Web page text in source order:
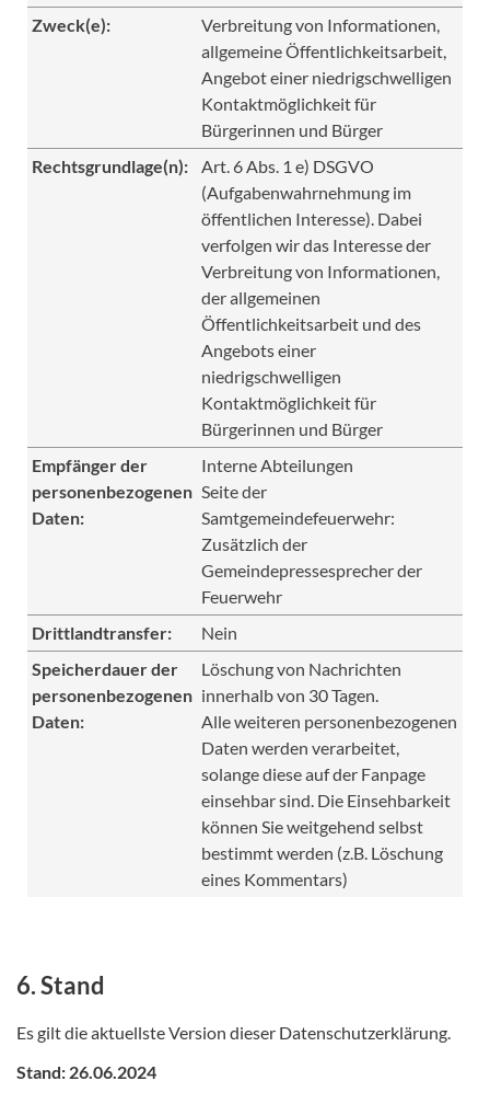
Zweck(e):
Verbreitung von Informationen,
allgemeine Öffentlichkeitsarbeit,
Angebot einer niedrigschwelligen
Kontaktmöglichkeit für
Bürgerinnen und Bürger
Rechtsgrundlage(n):
Art. 6 Abs. 1 e) DSGVO
(Aufgabenwahrnehmung im
öffentlichen Interesse). Dabei
verfolgen wir das Interesse der
Verbreitung von Informationen,
der allgemeinen
Öffentlichkeitsarbeit und des
Angebots einer
niedrigschwelligen
Kontaktmöglichkeit für
Bürgerinnen und Bürger
Empfänger der
personenbezogenen
Daten:
Interne Abteilungen
Seite der
Samtgemeindefeuerwehr:
Zusätzlich der
Gemeindepressesprecher der
Feuerwehr
Drittlandtransfer:
Nein
Speicherdauer der
personenbezogenen
Daten:
Löschung von Nachrichten
innerhalb von 30 Tagen.
Alle weiteren personenbezogenen
Daten werden verarbeitet,
solange diese auf der Fanpage
einsehbar sind. Die Einsehbarkeit
können Sie weitgehend selbst
bestimmt werden (z.B. Löschung
eines Kommentars)
6. Stand
Es gilt die aktuellste Version dieser Datenschutzerklärung.
Stand: 26.06.2024